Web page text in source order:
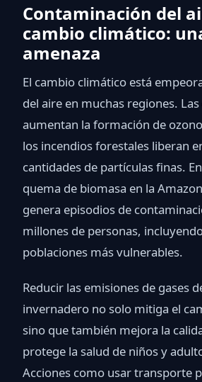
Contaminación del
cambio climático:
amenaza
El cambio climático está
del aire en muchas regiones.
aumentan la formación de
los incendios forestales liberan
cantidades de partículas finas.
quema de biomasa en la
genera episodios de
millones de personas,
poblaciones más vulnerables.
Reducir las emisiones de gases
invernadero no solo mitiga el
sino que también mejora la
protege la salud de niños y
Acciones como usar transporte